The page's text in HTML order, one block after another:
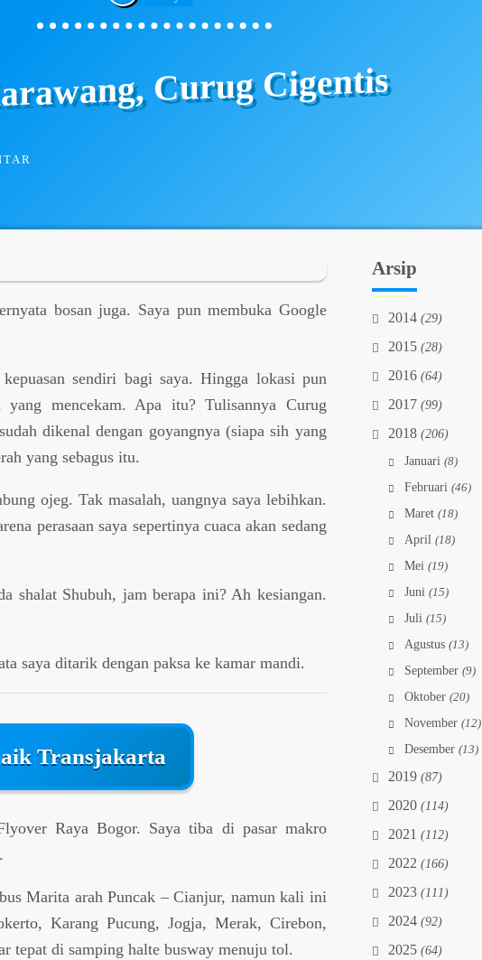
Curug Cigentis
bosan juga. Saya pun membuka Google
sendiri bagi saya. Hingga lokasi pun
mencekam. Apa itu? Tulisannya Curug
dikenal dengan goyangnya (siapa sih yang
yang sebagus itu.
ojeg. Tak masalah, uangnya saya lebihkan.
perasaan saya sepertinya cuaca akan sedang
shalat Shubuh, jam berapa ini? Ah kesiangan.
saya ditarik dengan paksa ke kamar mandi.
Transjakarta
Raya Bogor. Saya tiba di pasar makro
Marita arah Puncak – Cianjur, namun kali ini
Karang Pucung, Jogja, Merak, Cirebon,
tepat di samping halte busway menuju tol.
Arsip
2014(29)
2015(28)
2016(64)
2017(99)
2018(206)
Januari(8)
Februari(46)
Maret(18)
April(18)
Mei(19)
Juni(15)
Juli(15)
Agustus(13)
September(9)
Oktober(20)
November(12)
Desember(13)
2019(87)
2020(114)
2021(112)
2022(166)
2023(111)
2024(92)
2025(64)